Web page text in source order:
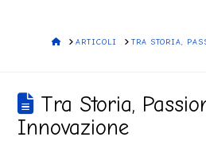
HOMEARTICOLI TRA STORIA,
Tra Storia,
Innovazione